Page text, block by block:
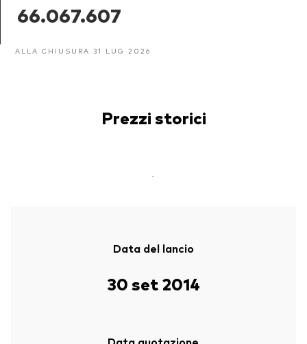
66.067.607
ALLA CHIUSURA 31 LUG 2026
Prezzi storici
-
Data del lancio
30 set 2014